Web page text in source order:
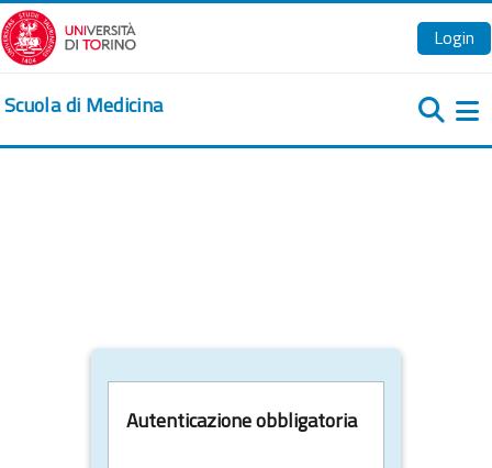
Vai al contenuto principale
Login
Scuola di Medicina
Autenticazione obbligatoria